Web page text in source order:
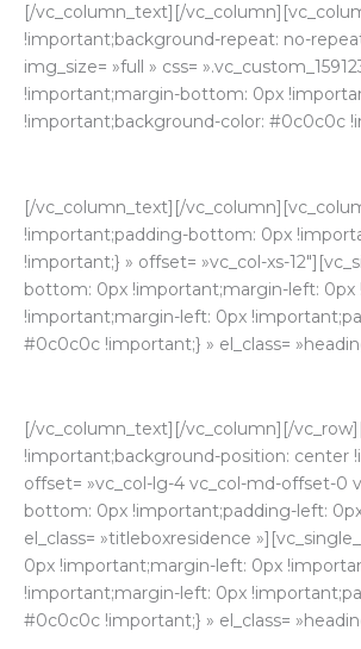
[/vc_column_text][/
!important;background-repeat: no-
img_size= »full » css=
!important;margin-bottom: 0px
!important;background-color: #0c0c0c
[/vc_column_text][/
!important;padding-bottom: 0px
!important;} » offset= »vc_col-xs-
bottom: 0px !important;margin-left: 0px
!important;margin-left: 0px
#0c0c0c !important;} » el_class=
[/vc_column_text][/vc_column][/
!important;background-position: center
offset= »vc_col-lg-4 vc_col-md-offset-0
bottom: 0px !important;padding-left:
el_class= »titleboxresidence
0px !important;margin-left: 0px
!important;margin-left: 0px
#0c0c0c !important;} » el_class=